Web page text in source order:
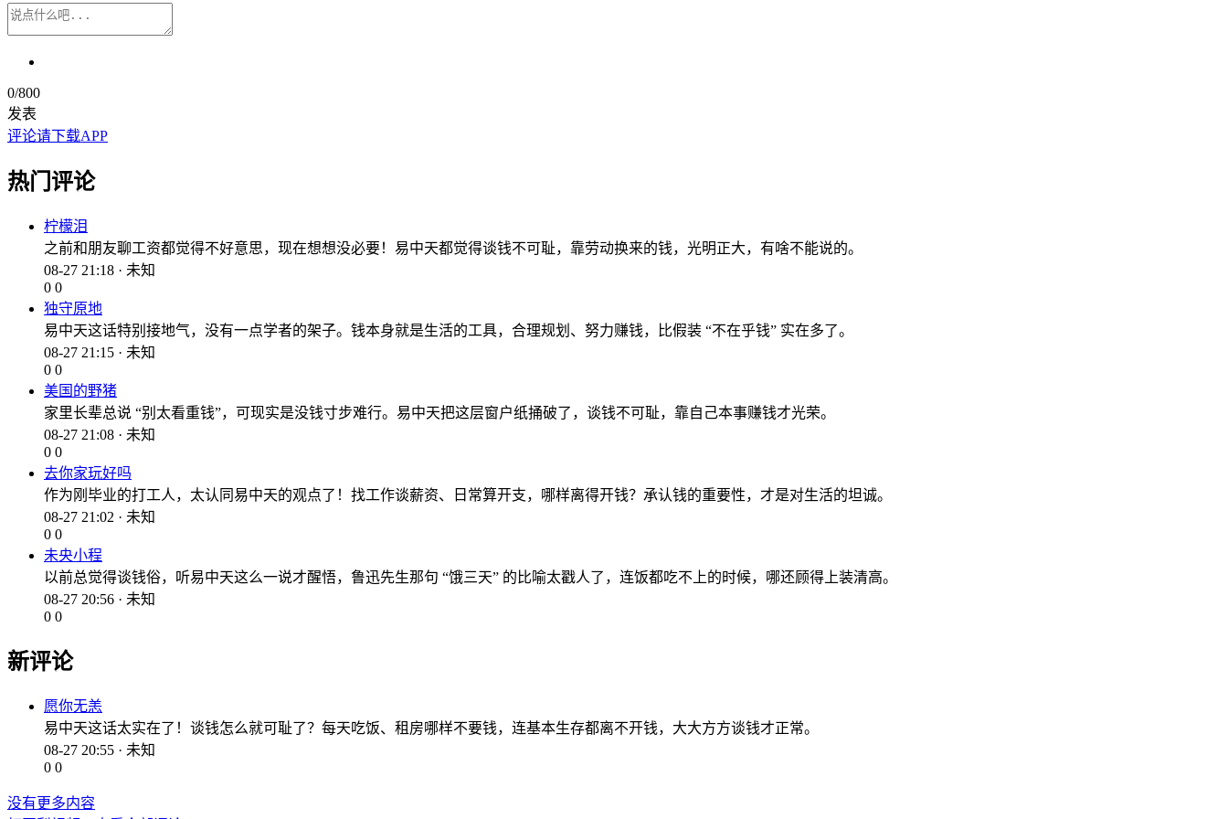
0/800
发表
评论请下载APP
热门评论
柠檬泪
之前和朋友聊工资都觉得不好意思，现在想想没必要！易中天都觉得谈钱不可耻，靠劳动换来的钱，光明正大，有啥不能说的。
08-27 21:18 · 未知
0 0
独守原地
易中天这话特别接地气，没有一点学者的架子。钱本身就是生活的工具，合理规划、努力赚钱，比假装 “不在乎钱” 实在多了。
08-27 21:15 · 未知
0 0
美国的野猪
家里长辈总说 “别太看重钱”，可现实是没钱寸步难行。易中天把这层窗户纸捅破了，谈钱不可耻，靠自己本事赚钱才光荣。
08-27 21:08 · 未知
0 0
去你家玩好吗
作为刚毕业的打工人，太认同易中天的观点了！找工作谈薪资、日常算开支，哪样离得开钱？承认钱的重要性，才是对生活的坦诚。
08-27 21:02 · 未知
0 0
未央小程
以前总觉得谈钱俗，听易中天这么一说才醒悟，鲁迅先生那句 “饿三天” 的比喻太戳人了，连饭都吃不上的时候，哪还顾得上装清高。
08-27 20:56 · 未知
0 0
新评论
愿你无恙
易中天这话太实在了！谈钱怎么就可耻了？每天吃饭、租房哪样不要钱，连基本生存都离不开钱，大大方方谈钱才正常。
08-27 20:55 · 未知
0 0
没有更多内容